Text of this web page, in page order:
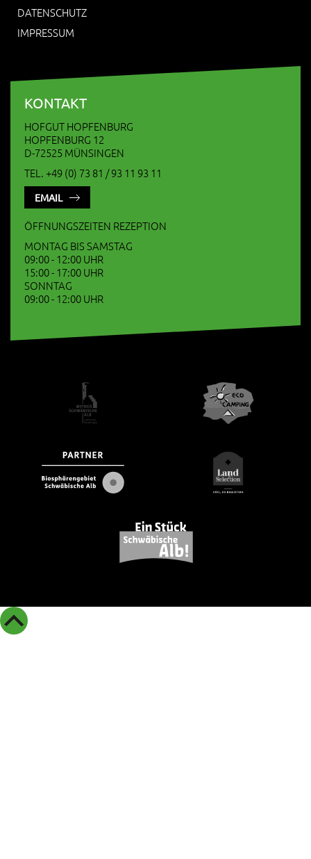
DATENSCHUTZ
IMPRESSUM
KONTAKT
HOFGUT HOPFENBURG
HOPFENBURG 12
D-72525 MÜNSINGEN
TEL. +49 (0) 73 81 / 93 11 93 11
EMAIL
ÖFFNUNGSZEITEN REZEPTION
MONTAG BIS SAMSTAG
09:00 - 12:00 UHR
15:00 - 17:00 UHR
SONNTAG
09:00 - 12:00 UHR